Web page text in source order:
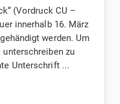
(Vordruck CU –
innerhalb 16. März
werden. Um
zu
Unterschrift ...